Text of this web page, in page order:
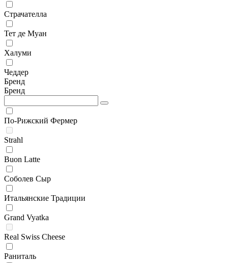
Страчателла
Тет де Муан
Халуми
Чеддер
Бренд
Бренд
По-Рижский Фермер
Strahl
Buon Latte
Соболев Сыр
Итальянские Традиции
Grand Vyatka
Real Swiss Cheese
Раниталь